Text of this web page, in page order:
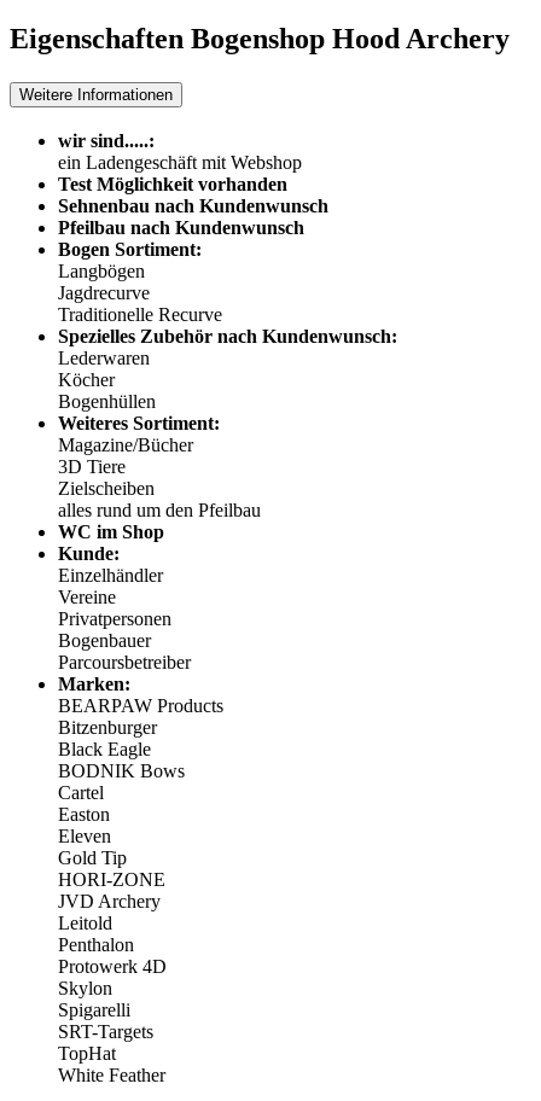
Eigenschaften Bogenshop Hood Archery
Weitere Informationen
wir sind.....:
ein Ladengeschäft mit Webshop
Test Möglichkeit vorhanden
Sehnenbau nach Kundenwunsch
Pfeilbau nach Kundenwunsch
Bogen Sortiment:
Langbögen
Jagdrecurve
Traditionelle Recurve
Spezielles Zubehör nach Kundenwunsch:
Lederwaren
Köcher
Bogenhüllen
Weiteres Sortiment:
Magazine/Bücher
3D Tiere
Zielscheiben
alles rund um den Pfeilbau
WC im Shop
Kunde:
Einzelhändler
Vereine
Privatpersonen
Bogenbauer
Parcoursbetreiber
Marken:
BEARPAW Products
Bitzenburger
Black Eagle
BODNIK Bows
Cartel
Easton
Eleven
Gold Tip
HORI-ZONE
JVD Archery
Leitold
Penthalon
Protowerk 4D
Skylon
Spigarelli
SRT-Targets
TopHat
White Feather